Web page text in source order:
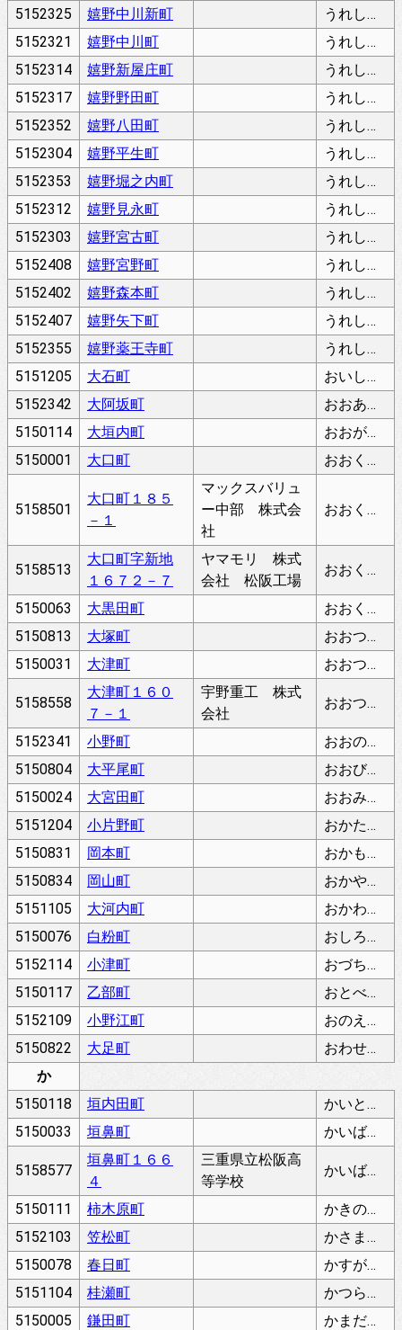
5152325 嬉野中川新町
うれしのなかがわしんまち
5152321
嬉野中川町
うれしのなかがわちょう
5152314
嬉野新屋庄町
うれしのにわのしょうちょう
5152317
嬉野野田町
うれしののだちょう
5152352
嬉野八田町
うれしのはったちょう
5152304
嬉野平生町
うれしのひろちょう
5152353
嬉野堀之内町
うれしのほりのうちちょう
5152312
嬉野見永町
うれしのみながちょう
5152303
嬉野宮古町
うれしのみやこちょう
5152408
嬉野宮野町
うれしのみやのちょう
5152402
嬉野森本町
うれしのもりもとちょう
5152407
嬉野矢下町
うれしのやおろしちょう
5152355
嬉野薬王寺町
うれしのやくおうじちょう
5151205
大石町
おいしちょう
5152342
大阿坂町
おおあざかちょう
5150114
大垣内町
おおがいとちょう
5150001
大口町 おおくちちょう
5158501
大口町１８５
－１
マックスバリュ
ー中部 株式会
社
おおくちちょう
5158513
大口町字新地
１６７２－７
ヤマモリ 株式
会社 松阪工場
おおくちちょう
5150063 大黒田町
おおくろだちょう
5150813
大塚町
おおつかちょう
5150031
大津町 おおつちょう
5158558
大津町１６０
７－１
宇野重工 株式
会社
おおつちょう
5152341 小野町
おおのちょう
5150804
大平尾町
おおびらおちょう
5150024
大宮田町
おおみやだちょう
5151204
小片野町
おかたのちょう
5150831
岡本町
おかもとちょう
5150834
岡山町
おかやまちょう
5151105
大河内町
おかわちちょう
5150076
白粉町
おしろいまち
5152114
小津町
おづちょう
5150117
乙部町
おとべちょう
5152109
小野江町
おのえちょう
5150822
大足町
おわせちょう
か
5150118
垣内田町
かいとだちょう
5150033
垣鼻町 かいばなちょう
5158577
垣鼻町１６６
４
三重県立松阪高
等学校
かいばなちょう
5150111 柿木原町
かきのきはらちょう
5152103
笠松町
かさまつちょう
5150078
春日町
かすがちょう
5151104
桂瀬町
かつらせちょう
5150005
鎌田町
かまだちょう